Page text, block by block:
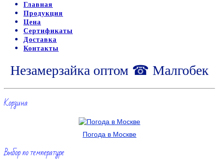
Главная
Продукция
Цена
Сертификаты
Доставка
Контакты
Незамерзайка оптом ☎ Малгобек
Корзина
Погода в Москве
Выбор по температуре